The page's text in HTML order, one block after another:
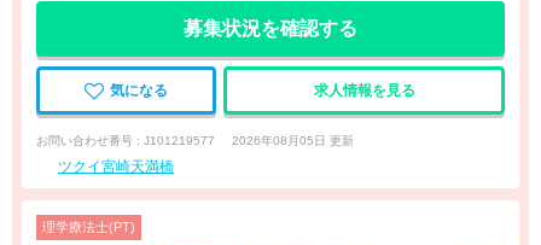
募集状況を確認する
気になる 求人情報を見る
お問い合わせ番号 : J101219577 2026年08月05日 更新
ツクイ宮崎天満橋
理学療法士(PT)